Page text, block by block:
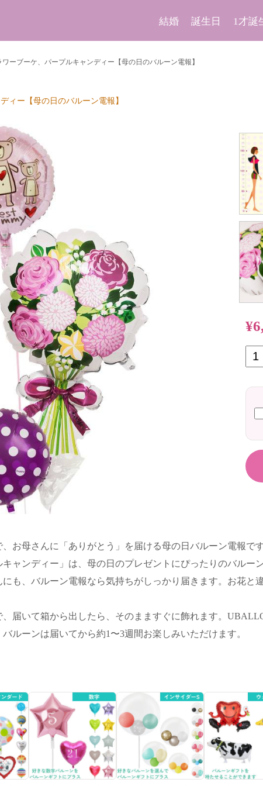
結婚 誕生日 1才誕
ワーブーケ、パープルキャンディー【母の日のバルーン電報】
ィー【母の日のバルーン電報】
お母さんに「ありがとう」を届ける母の日バルーン電報です
キャンディー」は、母の日のプレゼントにぴったりのバル
も、バルーン電報なら気持ちがしっかり届きます。お花
届いて箱から出したら、そのまますぐに飾れます。
ルーンは届いてから約1〜3週間お楽しみいただけます。